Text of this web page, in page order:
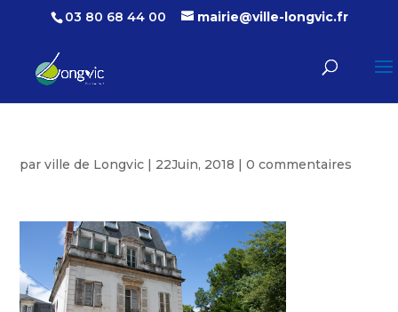
03 80 68 44 00 mairie@ville-longvic.fr
parville de Longvic | 22Juin, 2018 |0 commentaires